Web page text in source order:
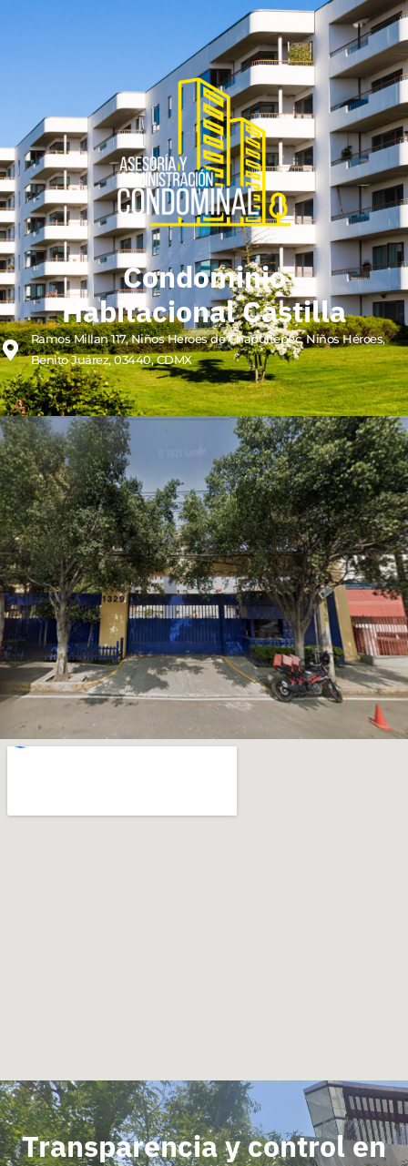
Condominio
Habitacional Castilla
Ramos Millan 117, Niños Heroes de Chapultepec, Niños Héroes,
Benito Juárez, 03440, CDMX
Transparencia y control en